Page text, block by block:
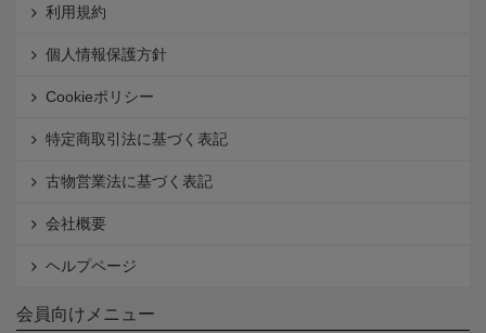
利用規約
個人情報保護方針
Cookieポリシー
特定商取引法に基づく表記
古物営業法に基づく表記
会社概要
ヘルプページ
会員向けメニュー